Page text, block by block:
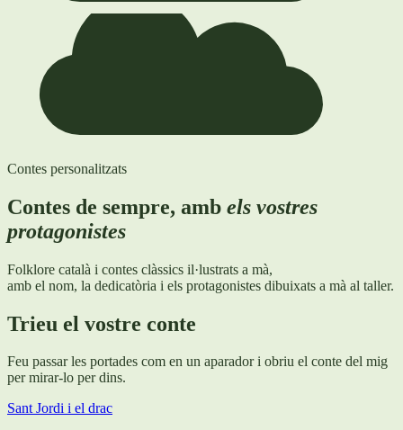
Contes personalitzats
Contes de sempre, amb els vostres
protagonistes
Folklore català i contes clàssics il·lustrats a mà,
amb el nom, la dedicatòria i els protagonistes dibuixats a mà al taller.
Trieu el vostre conte
Feu passar les portades com en un aparador i obriu el conte del mig
per mirar-lo per dins.
Sant Jordi i el drac